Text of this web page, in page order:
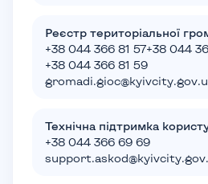
Реєстр територіальної
+38 044 366 81 57+38 044
+38 044 366 81 59
Технічна підтримка
+38 044 366 69 69